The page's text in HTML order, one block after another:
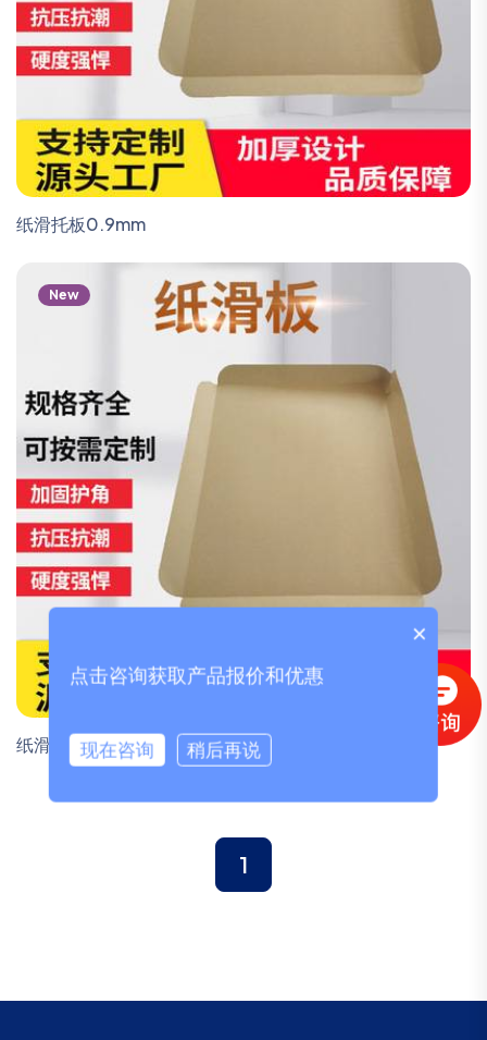
纸滑托板0.9mm
New
纸滑托板1.2mm
1
×
点击咨询获取产品报价和优惠
现在咨询 稍后再说